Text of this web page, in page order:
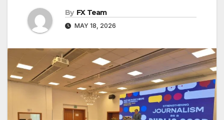
By FX Team
MAY 18, 2026